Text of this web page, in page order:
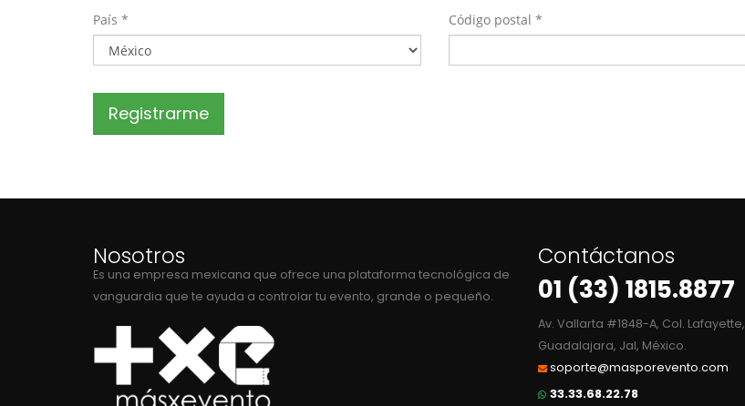
País * Código postal *
Registrarme
Nosotros
Es una empresa mexicana que ofrece una plataforma tecnológica de
vanguardia que te ayuda a controlar tu evento, grande o pequeño.
Contáctanos
01 (33) 1815.8877
Av. Vallarta #1848-A, Col. Lafayette,
Guadalajara, Jal, México.
soporte@masporevento.com
33.33.68.22.78